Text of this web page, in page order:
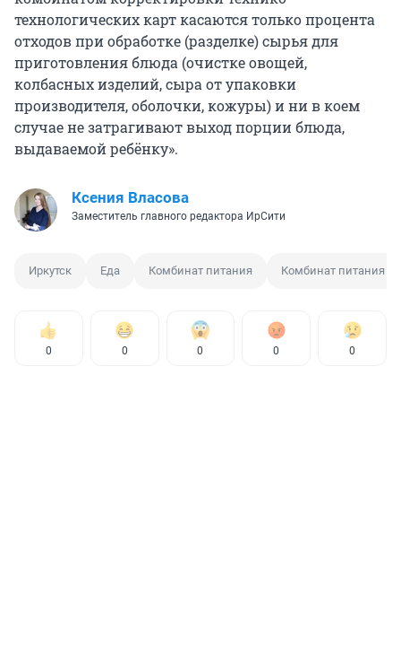
технологических карт касаются только процента
отходов при обработке (разделке) сырья для
приготовления блюда (очистке овощей,
колбасных изделий, сыра от упаковки
производителя, оболочки, кожуры) и ни в коем
случае не затрагивают выход порции блюда,
выдаваемой ребёнку».
Ксения Власова
Заместитель главного редактора ИрСити
Иркутск Еда Комбинат питания Комбинат питания
0 0 0 0 0